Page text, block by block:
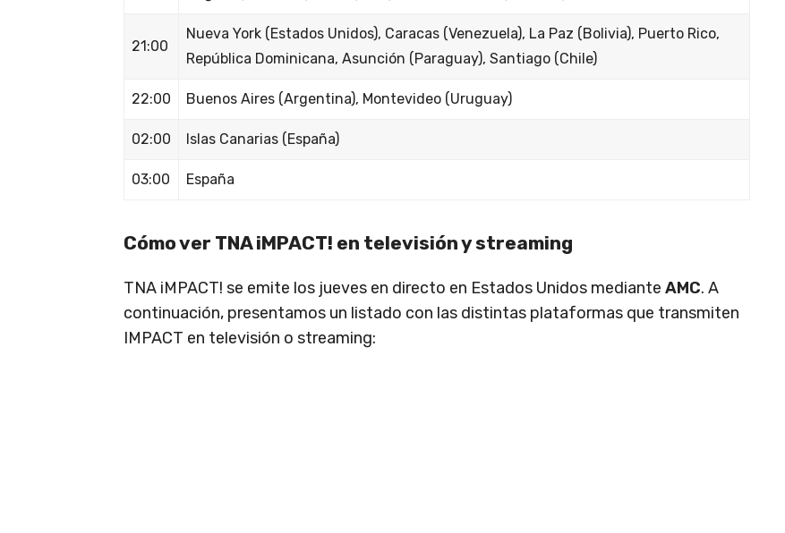
21:00
Nueva York (Estados Unidos), Caracas (Venezuela), La Paz (Bolivia), Puerto Rico,
República Dominicana, Asunción (Paraguay), Santiago (Chile)
22:00 Buenos Aires (Argentina), Montevideo (Uruguay)
02:00 Islas Canarias (España)
03:00 España
Cómo ver TNA iMPACT! en televisión y streaming
TNA iMPACT! se emite los jueves en directo en Estados Unidos mediante AMC. A
continuación, presentamos un listado con las distintas plataformas que transmiten
IMPACT en televisión o streaming: